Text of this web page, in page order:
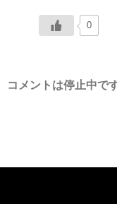
0
コメントは停止中です